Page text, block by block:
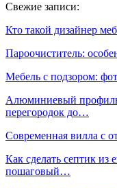
Свежие записи:
Кто такой дизайнер
Пароочиститель:
Мебель с подзором:
Алюминиевый профиль
перегородок до…
Современная вилла с
Как сделать септик из
пошаговый…